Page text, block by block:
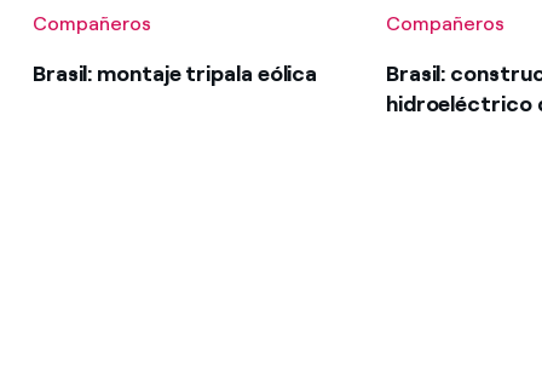
Compañeros
Brasil: montaje tripala eólica
Compañeros
Brasil:
hidroeléctrico